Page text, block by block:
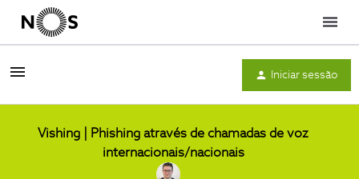
Menu
Iniciar sessão
Vishing | Phishing através de chamadas de voz
internacionais/nacionais